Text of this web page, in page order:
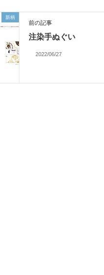
新柄
前の記事
注染手ぬぐい
2022/06/27